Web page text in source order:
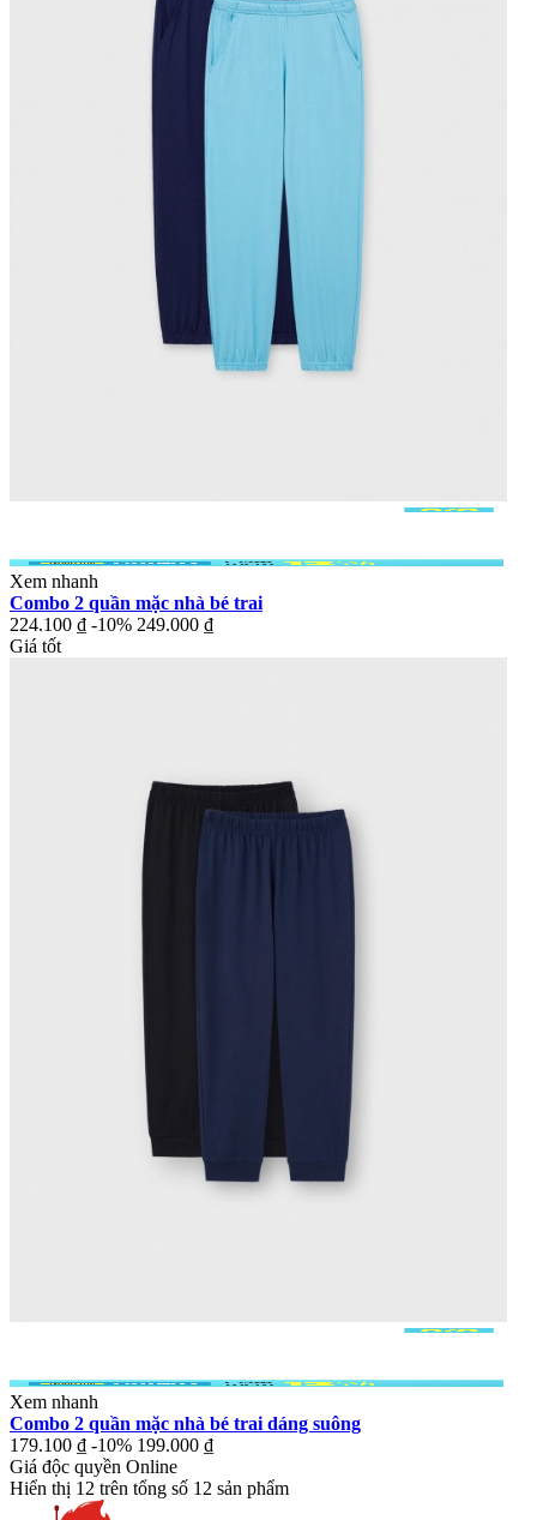
Xem nhanh
Combo 2 quần mặc nhà bé trai
224.100 ₫ -10% 249.000 ₫
Giá tốt
Xem nhanh
Combo 2 quần mặc nhà bé trai dáng suông
179.100 ₫ -10% 199.000 ₫
Giá độc quyền Online
Hiển thị 12 trên tổng số 12 sản phẩm